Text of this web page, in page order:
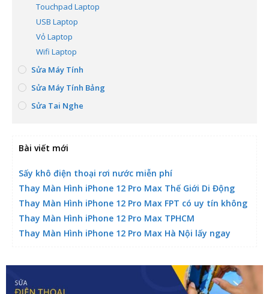
Touchpad Laptop
USB Laptop
Vỏ Laptop
Wifi Laptop
Sửa Máy Tính
Sửa Máy Tính Bảng
Sửa Tai Nghe
Bài viết mới
Sấy khô điện thoại rơi nước miễn phí
Thay Màn Hình iPhone 12 Pro Max Thế Giới Di Động
Thay Màn Hình iPhone 12 Pro Max FPT có uy tín không
Thay Màn Hình iPhone 12 Pro Max TPHCM
Thay Màn Hình iPhone 12 Pro Max Hà Nội lấy ngay